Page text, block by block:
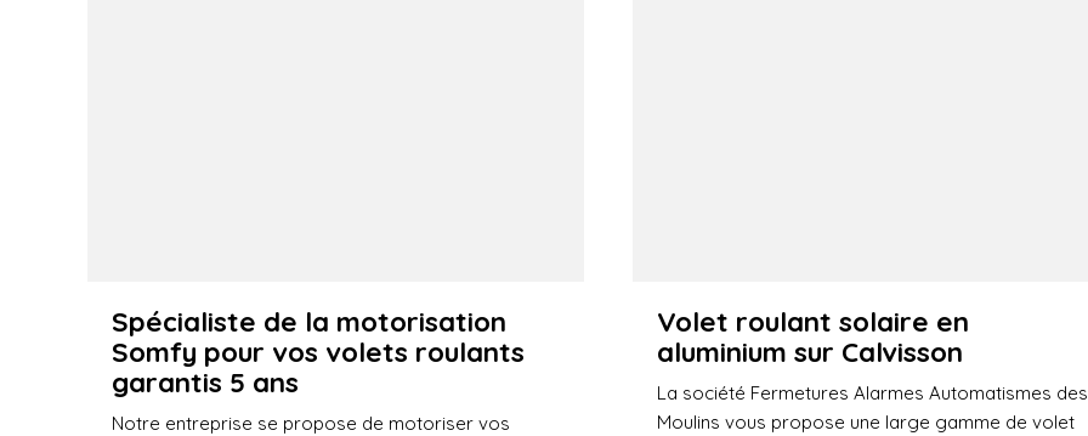
Spécialiste de la motorisation
Somfy pour vos volets roulants
garantis 5 ans
Notre entreprise se propose de motoriser vos
Volet roulant solaire en
aluminium sur Calvisson
La société Fermetures Alarmes Automatismes
Moulins vous propose une large gamme de volet